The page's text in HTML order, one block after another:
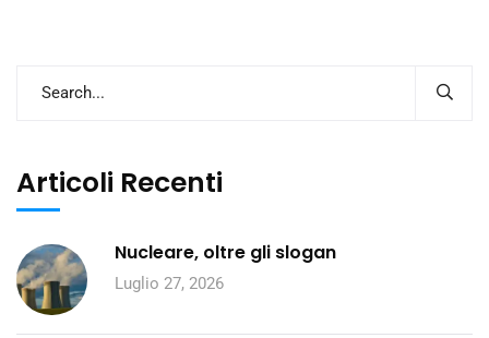
Articoli Recenti
Nucleare, oltre gli slogan
Luglio 27, 2026